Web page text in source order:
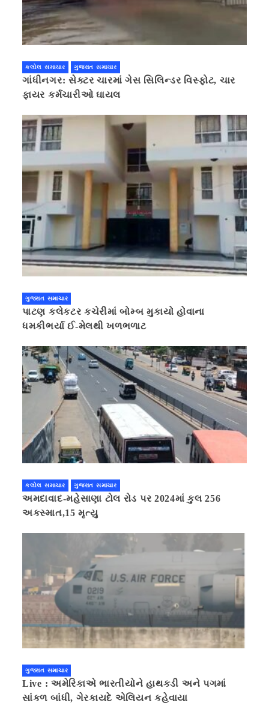
કલોલ સમાચાર ગુજરાત સમાચાર
ગાંધીનગર: સેક્ટર ચારમાં ગેસ સિલિન્ડર વિસ્ફોટ, ચાર
ફાયર કર્મચારીઓ ઘાયલ
ગુજરાત સમાચાર
પાટણ કલેકટર કચેરીમાં બોમ્બ મુકાયો હોવાના
ધમકીભર્યા ઈ-મેલથી ખળભળાટ
કલોલ સમાચાર ગુજરાત સમાચાર
અમદાવાદ-મહેસાણા ટોલ રોડ પર 2024માં કુલ 256
અકસ્માત,15 મૃત્યુ
ગુજરાત સમાચાર
Live : અમેરિકાએ ભારતીયોને હાથકડી અને પગમાં
સાંકળ બાંધી, ગેરકાયદે એલિયન કહેવાયા